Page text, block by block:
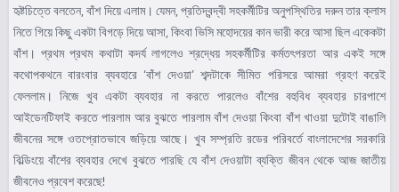
হৃষ্টচিত্তে বলতেন, বাঁশ দিয়ে এলাম। যেমন, প্রতিদ্বন্দ্বী সহকর্মীটির অনুপস্থিতির দরুন তার ক্লাস
নিতে গিয়ে কিছু একটা বিগড়ে দিয়ে আসা, কিংবা ভিসি মহোদয়ের কান ভারী করে আসা ছিল একেকটা
বাঁশ। প্রথম প্রথম কথাটা কদর্য লাগলেও শ্রদ্ধেয় সহকর্মীটির কর্মতৎপরতা আর একই সঙ্গে
কথোপকথনে বারংবার ব্যবহারে ‘বাঁশ দেওয়া’ শব্দটাকে সীমিত পরিসরে আমরা গ্রহণ করেই
ফেললাম। নিজে খুব একটা ব্যবহার না করতে পারলেও বাঁশের বহুবিধ ব্যবহার চারপাশে
আইডেনটিফাই করতে পারলাম আর বুঝতে পারলাম বাঁশ দেওয়া কিংবা বাঁশ খাওয়া দুটোই বাঙালি
জীবনের সঙ্গে ওতপ্রোতভাবে জড়িয়ে আছে। খুব সম্প্রতি রডের পরিবর্তে বাংলাদেশের সরকারি
বিল্ডিংয়ে বাঁশের ব্যবহার দেখে বুঝতে পারছি যে বাঁশ দেওয়াটা ব্যক্তি জীবন থেকে আজ জাতীয়
জীবনেও প্রবেশ করেছে!